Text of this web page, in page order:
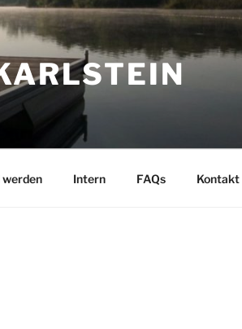
Intern FAQs Kontakt